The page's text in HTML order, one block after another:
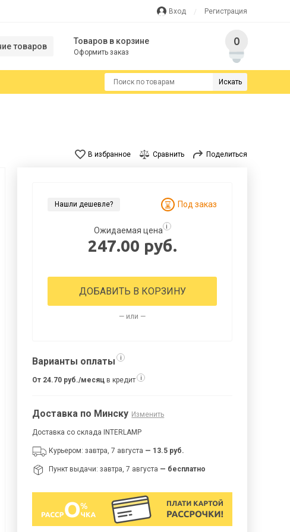
Вход Регистрация
товаров
Товаров в корзине
Оформить заказ
0
Искать
В избранное Сравнить Поделиться
Нашли дешевле? Под заказ
Ожидаемая цена i
247.00 руб.
ДОБАВИТЬ В КОРЗИНУ
— или —
Варианты оплаты i
От 24.70 руб./месяц в кредит i
Доставка по Минску Изменить
Доставка со склада INTERLAMP
Курьером: завтра, 7 августа — 13.5 руб.
Пункт выдачи: завтра, 7 августа — бесплатно